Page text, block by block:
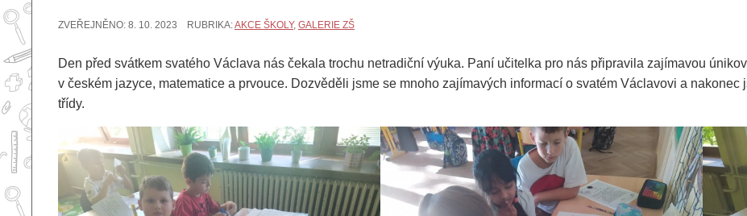
ZVEŘEJNĚNO: 8. 10. 2023 RUBRIKA:AKCE ŠKOLY, GALERIE ZŠ
Den před svátkem svatého Václava nás čekala trochu netradiční výuka. Paní učitelka pro nás připravila zajímavou
v českém jazyce, matematice a prvouce. Dozvěděli jsme se mnoho zajímavých informací o svatém Václavovi a
třídy.